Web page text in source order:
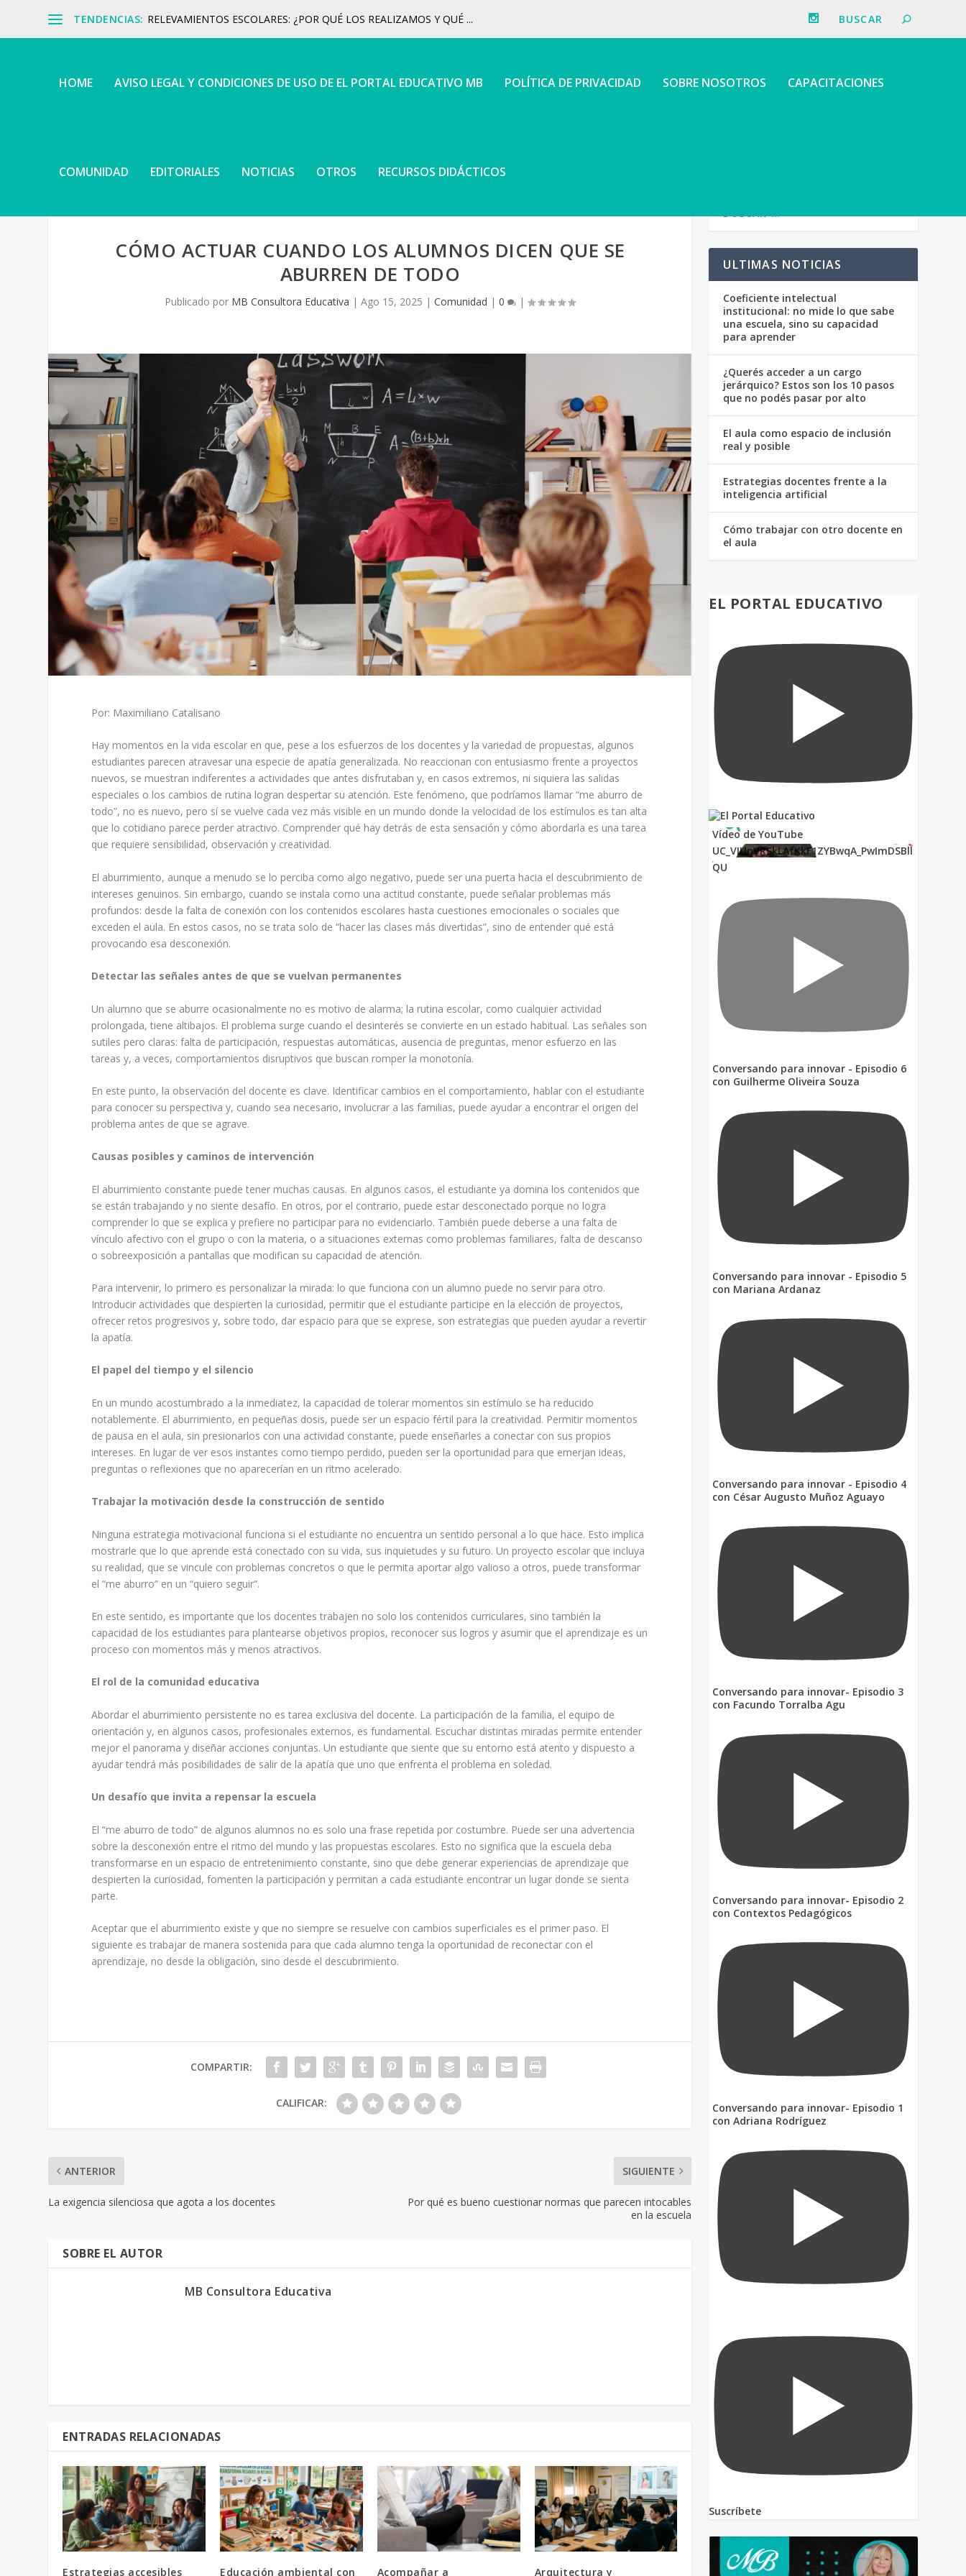
TENDENCIAS: RELEVAMIENTOS ESCOLARES: ¿POR QUÉ LOS REALIZAMOS Y QUÉ ...
HOME AVISO LEGAL Y CONDICIONES DE USO DE EL PORTAL EDUCATIVO MB POLÍTICA DE PRIVACIDAD SOBRE NOSOTROS CAPACITACIONES
COMUNIDAD EDITORIALES NOTICIAS OTROS RECURSOS DIDÁCTICOS
CÓMO ACTUAR CUANDO LOS ALUMNOS DICEN QUE SE
ABURREN DE TODO
Publicado por MB Consultora Educativa |Ago 15, 2025 |Comunidad |0 |
Por: Maximiliano Catalisano
Hay momentos en la vida escolar en que, pese a los esfuerzos de los docentes y la variedad de propuestas, algunos
estudiantes parecen atravesar una especie de apatía generalizada. No reaccionan con entusiasmo frente a proyectos
nuevos, se muestran indiferentes a actividades que antes disfrutaban y, en casos extremos, ni siquiera las salidas
especiales o los cambios de rutina logran despertar su atención. Este fenómeno, que podríamos llamar “me aburro de
todo”, no es nuevo, pero sí se vuelve cada vez más visible en un mundo donde la velocidad de los estímulos es tan alta
que lo cotidiano parece perder atractivo. Comprender qué hay detrás de esta sensación y cómo abordarla es una tarea
que requiere sensibilidad, observación y creatividad.
El aburrimiento, aunque a menudo se lo perciba como algo negativo, puede ser una puerta hacia el descubrimiento de
intereses genuinos. Sin embargo, cuando se instala como una actitud constante, puede señalar problemas más
profundos: desde la falta de conexión con los contenidos escolares hasta cuestiones emocionales o sociales que
exceden el aula. En estos casos, no se trata solo de “hacer las clases más divertidas”, sino de entender qué está
provocando esa desconexión.
Detectar las señales antes de que se vuelvan permanentes
Un alumno que se aburre ocasionalmente no es motivo de alarma; la rutina escolar, como cualquier actividad
prolongada, tiene altibajos. El problema surge cuando el desinterés se convierte en un estado habitual. Las señales son
sutiles pero claras: falta de participación, respuestas automáticas, ausencia de preguntas, menor esfuerzo en las
tareas y, a veces, comportamientos disruptivos que buscan romper la monotonía.
En este punto, la observación del docente es clave. Identificar cambios en el comportamiento, hablar con el estudiante
para conocer su perspectiva y, cuando sea necesario, involucrar a las familias, puede ayudar a encontrar el origen del
problema antes de que se agrave.
Causas posibles y caminos de intervención
El aburrimiento constante puede tener muchas causas. En algunos casos, el estudiante ya domina los contenidos que
se están trabajando y no siente desafío. En otros, por el contrario, puede estar desconectado porque no logra
comprender lo que se explica y prefiere no participar para no evidenciarlo. También puede deberse a una falta de
vínculo afectivo con el grupo o con la materia, o a situaciones externas como problemas familiares, falta de descanso
o sobreexposición a pantallas que modifican su capacidad de atención.
Para intervenir, lo primero es personalizar la mirada: lo que funciona con un alumno puede no servir para otro.
Introducir actividades que despierten la curiosidad, permitir que el estudiante participe en la elección de proyectos,
ofrecer retos progresivos y, sobre todo, dar espacio para que se exprese, son estrategias que pueden ayudar a revertir
la apatía.
El papel del tiempo y el silencio
En un mundo acostumbrado a la inmediatez, la capacidad de tolerar momentos sin estímulo se ha reducido
notablemente. El aburrimiento, en pequeñas dosis, puede ser un espacio fértil para la creatividad. Permitir momentos
de pausa en el aula, sin presionarlos con una actividad constante, puede enseñarles a conectar con sus propios
intereses. En lugar de ver esos instantes como tiempo perdido, pueden ser la oportunidad para que emerjan ideas,
preguntas o reflexiones que no aparecerían en un ritmo acelerado.
Trabajar la motivación desde la construcción de sentido
Ninguna estrategia motivacional funciona si el estudiante no encuentra un sentido personal a lo que hace. Esto implica
mostrarle que lo que aprende está conectado con su vida, sus inquietudes y su futuro. Un proyecto escolar que incluya
su realidad, que se vincule con problemas concretos o que le permita aportar algo valioso a otros, puede transformar
el “me aburro” en un “quiero seguir”.
En este sentido, es importante que los docentes trabajen no solo los contenidos curriculares, sino también la
capacidad de los estudiantes para plantearse objetivos propios, reconocer sus logros y asumir que el aprendizaje es un
proceso con momentos más y menos atractivos.
El rol de la comunidad educativa
Abordar el aburrimiento persistente no es tarea exclusiva del docente. La participación de la familia, el equipo de
orientación y, en algunos casos, profesionales externos, es fundamental. Escuchar distintas miradas permite entender
mejor el panorama y diseñar acciones conjuntas. Un estudiante que siente que su entorno está atento y dispuesto a
ayudar tendrá más posibilidades de salir de la apatía que uno que enfrenta el problema en soledad.
Un desafío que invita a repensar la escuela
El “me aburro de todo” de algunos alumnos no es solo una frase repetida por costumbre. Puede ser una advertencia
sobre la desconexión entre el ritmo del mundo y las propuestas escolares. Esto no significa que la escuela deba
transformarse en un espacio de entretenimiento constante, sino que debe generar experiencias de aprendizaje que
despierten la curiosidad, fomenten la participación y permitan a cada estudiante encontrar un lugar donde se sienta
parte.
Aceptar que el aburrimiento existe y que no siempre se resuelve con cambios superficiales es el primer paso. El
siguiente es trabajar de manera sostenida para que cada alumno tenga la oportunidad de reconectar con el
aprendizaje, no desde la obligación, sino desde el descubrimiento.
COMPARTIR:
CALIFICAR:
ANTERIOR
La exigencia silenciosa que agota a los docentes
SIGUIENTE
Por qué es bueno cuestionar normas que parecen intocables
en la escuela
SOBRE EL AUTOR
MB Consultora Educativa
ENTRADAS RELACIONADAS
Estrategias accesibles Educación ambiental con Acompañar a Arquitectura y
ULTIMAS NOTICIAS
Coeficiente intelectual
institucional: no mide lo que sabe
una escuela, sino su capacidad
para aprender
¿Querés acceder a un cargo
jerárquico? Estos son los 10 pasos
que no podés pasar por alto
El aula como espacio de inclusión
real y posible
Estrategias docentes frente a la
inteligencia artificial
Cómo trabajar con otro docente en
el aula
EL PORTAL EDUCATIVO
Vídeo de YouTube
UC_VIUnVRSkLAfKkF1ZYBwqA_PwImDSBll
QU
Conversando para innovar - Episodio 6
con Guilherme Oliveira Souza
Conversando para innovar - Episodio 5
con Mariana Ardanaz
Conversando para innovar - Episodio 4
con César Augusto Muñoz Aguayo
Conversando para innovar- Episodio 3
con Facundo Torralba Agu
Conversando para innovar- Episodio 2
con Contextos Pedagógicos
Conversando para innovar- Episodio 1
con Adriana Rodríguez
Suscríbete